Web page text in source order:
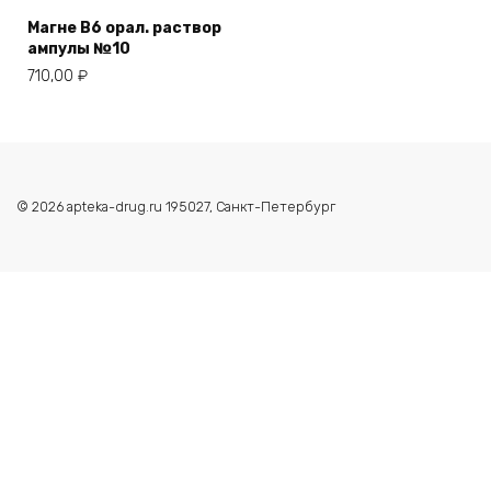
Магне В6 орал. раствор
ампулы №10
710,00 ₽
© 2026 apteka-drug.ru 195027, Санкт-Петербург